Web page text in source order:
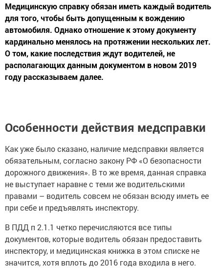
Медицинскую справку обязан иметь каждый водитель
для того, чтобы быть допущенным к вождению
автомобиля. Однако отношение к этому документу
кардинально менялось на протяжении нескольких лет.
О том, какие последствия ждут водителей, не
располагающих данным документом в новом 2019
году рассказываем далее.
Особенности действия медсправки
Как уже было сказано, наличие медсправки является
обязательным, согласно закону РФ «О безопасности
дорожного движения». В то же время, данная справка
не выступает наравне с теми же водительскими
правами – водитель совсем не обязан всюду иметь ее
при себе и предъявлять инспектору.
В ПДД п 2.1.1 четко перечисляются все типы
документов, которые водитель обязан предоставить
инспектору, и медицинская книжка в этом списке не
значится, хотя вплоть до 2016 года входила в него.